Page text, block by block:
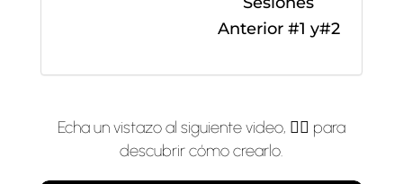
Anterior #1 y#2
Echa un vistazo al siguiente video, 👇🏼 para
descubrir cómo crearlo.